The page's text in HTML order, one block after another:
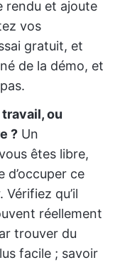
rendu et ajoute
vos
gratuit, et
de la démo, et
ou
? Un
êtes libre,
d’occuper ce
qu’il
réellement
trouver du
facile ; savoir